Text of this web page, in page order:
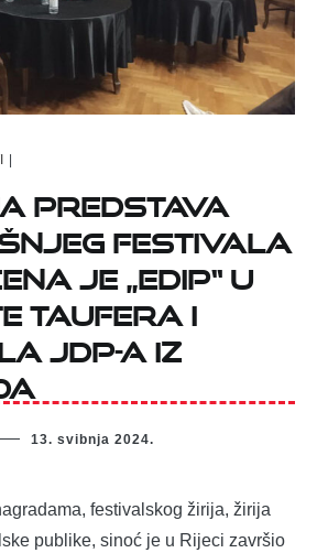
|
predstava
Festivala
je „Edip“ u
Taufera i
JDP-a iz
13. svibnja 2024.
festivalskog žirija, žirija
publike, sinoć je u Rijeci završio